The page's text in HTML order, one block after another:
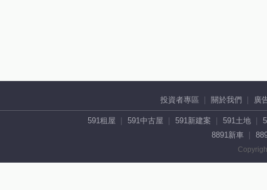
投資者專區 關於我們 廣
591租屋 591中古屋 591新建案 591土地
8891新車